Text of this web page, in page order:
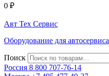
0 ₽
Авт Тех Сервис
Оборудование для автосервиса
Поиск
Россия 8 800 707-76-14